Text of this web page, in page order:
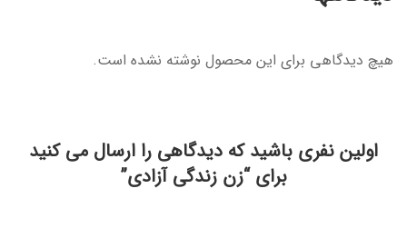
هیچ دیدگاهی برای این محصول نوشته نشده است.
اولین نفری باشید که دیدگاهی را ارسال می کنید
برای “زن زندگی آزادی”